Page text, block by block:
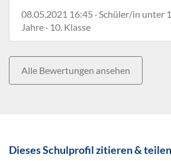
08.05.2021 16:45 · Schüler/in unter
Jahre · 10. Klasse
Alle Bewertungen ansehen
Dieses Schulprofil zitieren & teilen